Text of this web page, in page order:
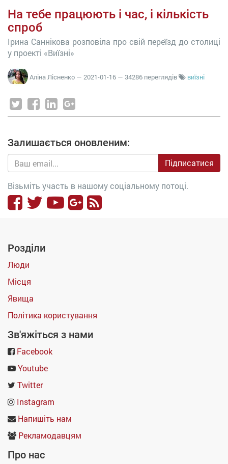
На тебе працюють і час, і кількість
спроб
Ірина Саннікова розповіла про свій переїзд до столиці
у проекті «Виїзні»
Аліна Лісненко — 2021-01-16 — 34286 переглядів виїзні
Залишається оновленим:
Підписатися
Візьміть участь в нашому соціальному потоці.
Розділи
Люди
Місця
Явища
Політика користування
Зв'яжіться з нами
Facebook
Youtube
Twitter
Instagram
Напишіть нам
Рекламодавцям
Про нас